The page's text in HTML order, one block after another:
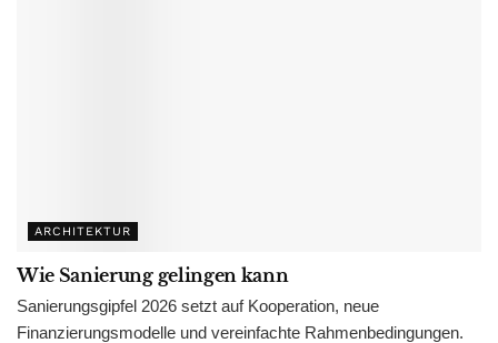
ARCHITEKTUR
Wie Sanierung gelingen kann
Sanierungsgipfel 2026 setzt auf Kooperation, neue
Finanzierungsmodelle und vereinfachte Rahmenbedingungen.